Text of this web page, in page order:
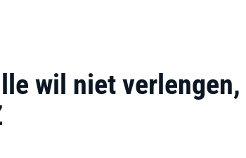
wil niet verlengen,